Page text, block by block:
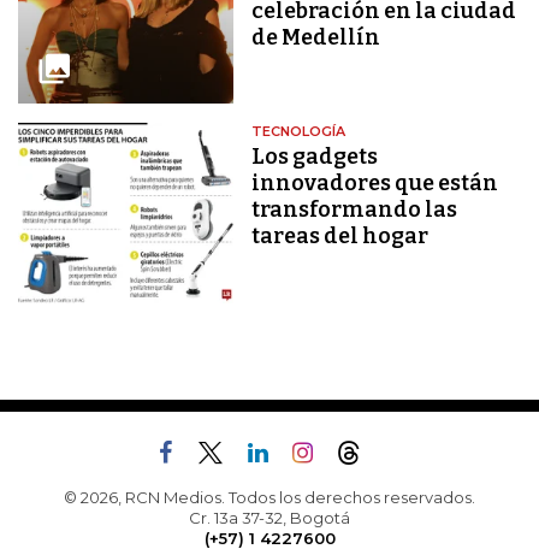
celebración en la ciudad
de Medellín
TECNOLOGÍA
Los gadgets
innovadores que están
transformando las
tareas del hogar
© 2026, RCN Medios. Todos los derechos reservados.
Cr. 13a 37-32, Bogotá
(+57) 1 4227600